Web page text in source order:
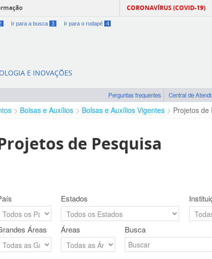
CORONAVÍRUS (COVID-19)
Ir para a busca 3 Ir para o rodapé 4
E INOVAÇÕES
Perguntas frequentes Central de
Bolsas e Auxílios Bolsas e Auxílios Vigentes Projetos de
de Pesquisa
Estados
Áreas Áreas Busca